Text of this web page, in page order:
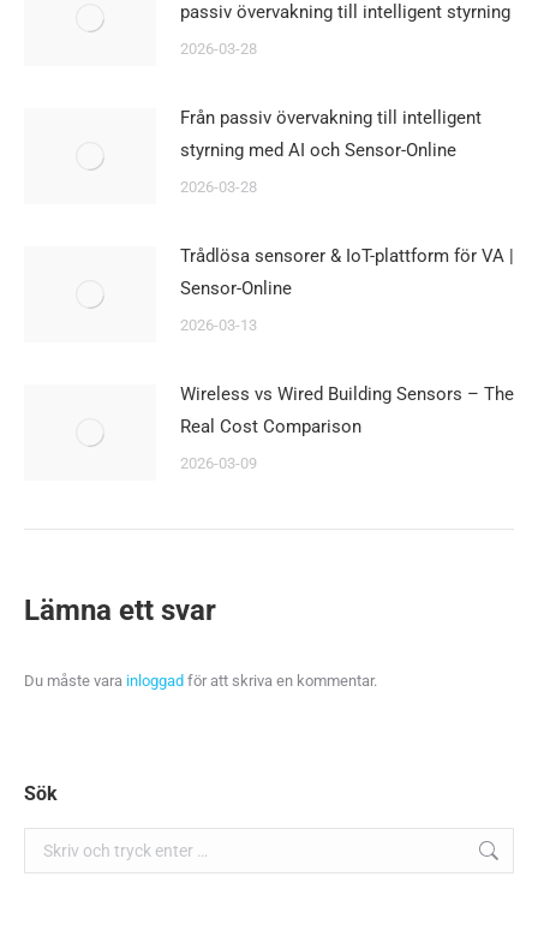
passiv övervakning till intelligent styrning
2026-03-28
Från passiv övervakning till intelligent
styrning med AI och Sensor-Online
2026-03-28
Trådlösa sensorer & IoT-plattform för VA |
Sensor-Online
2026-03-13
Wireless vs Wired Building Sensors – The
Real Cost Comparison
2026-03-09
Lämna ett svar
Du måste vara inloggad för att skriva en kommentar.
Sök
Sök: